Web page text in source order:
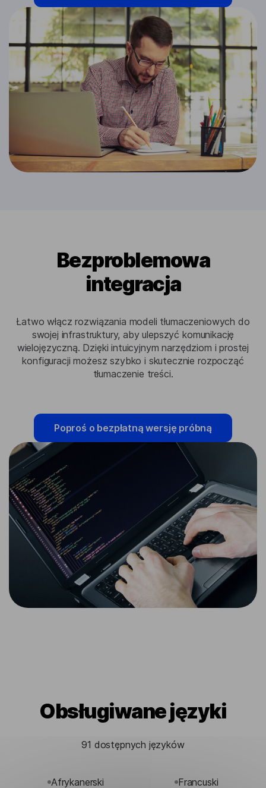
Bezproblemowa
integracja
Łatwo włącz rozwiązania modeli tłumaczeniowych do
swojej infrastruktury, aby ulepszyć komunikację
wielojęzyczną. Dzięki intuicyjnym narzędziom i prostej
konfiguracji możesz szybko i skutecznie rozpocząć
tłumaczenie treści.
Poproś o bezpłatną wersję próbną
Obsługiwane języki
91 dostępnych języków
Afrykanerski Francuski